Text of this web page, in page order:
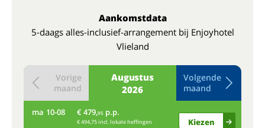
Aankomstdata
5-daags alles-inclusief-arrangement bij Enjoyhotel
Vlieland
Augustus
2026
Vorige
maand
Volgende
maand
ma 10-08 € 479,95 p.p.
€ 494,75 incl. lokale heffingen Kiezen